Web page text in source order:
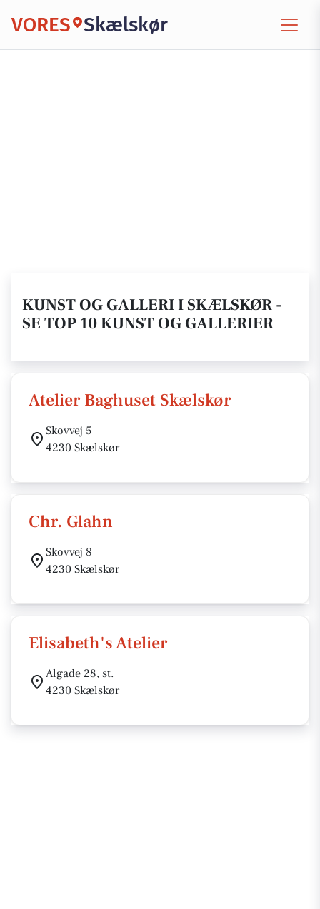
VORES Skælskør
KUNST OG GALLERI I SKÆLSKØR -
SE TOP 10 KUNST OG GALLERIER
Atelier Baghuset Skælskør
Skovvej 5
4230 Skælskør
Chr. Glahn
Skovvej 8
4230 Skælskør
Elisabeth's Atelier
Algade 28, st.
4230 Skælskør